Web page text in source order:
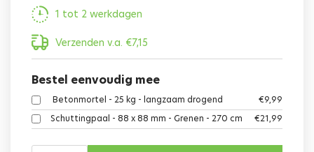
1 tot 2 werkdagen
Verzenden v.a. €7,15
Bestel eenvoudig mee
Betonmortel - 25 kg - langzaam drogend €9,99
Schuttingpaal - 88 x 88 mm - Grenen - 270 cm
€21,99